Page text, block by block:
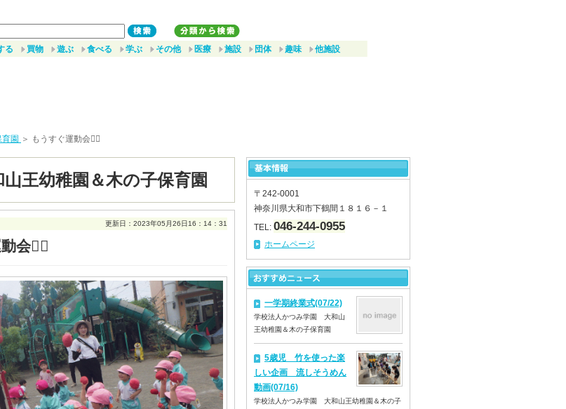
る 買物 遊ぶ 食べる 学ぶ その他 医療 施設 団体 趣味 他施設
園 ＞ もうすぐ運動会🏃‍♂️
王幼稚園＆木の子保育園
更新日：2023年05月26日16：14：31
会🏃‍♂️
〒242-0001
神奈川県大和市下鶴間１８１６－１
TEL: 046-244-0955
ホームページ
一学期終業式(07/22)
学校法人かつみ学園 大和山
王幼稚園＆木の子保育園
5歳児 竹を使った楽
しい企画 流しそうめん
動画(07/16)
学校法人かつみ学園 大和山王幼稚園＆木の子